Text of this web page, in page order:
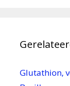
Glutathion,